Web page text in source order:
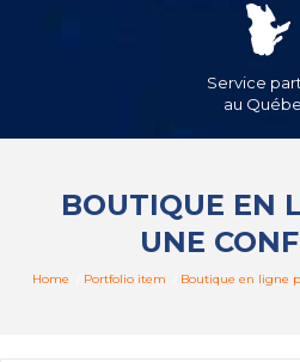
Service
au
BOUTIQUE EN
UNE
Home Portfolio item Boutique en ligne